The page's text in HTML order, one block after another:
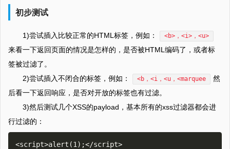
初步测试
1)尝试插入比较正常的HTML标签，例如： <b>，<i>，<u>
来看一下返回页面的情况是怎样的，是否被HTML编码了，或者标
签被过滤了。
2)尝试插入不闭合的标签，例如：
<b，<i，<u，<marquee
然
后看一下返回响应，是否对开放的标签也有过滤。
3)然后测试几个XSS的payload，基本所有的xss过滤器都会进
行过滤的：
<script>alert(1);</script>